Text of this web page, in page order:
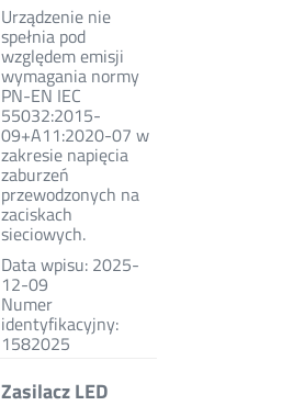
Urządzenie nie
spełnia pod
względem emisji
wymagania normy
PN-EN IEC
55032:2015-
09+A11:2020-07 w
zakresie napięcia
zaburzeń
przewodzonych na
zaciskach
sieciowych.
Data wpisu: 2025-
12-09
Numer
identyfikacyjny:
1582025
Zasilacz LED